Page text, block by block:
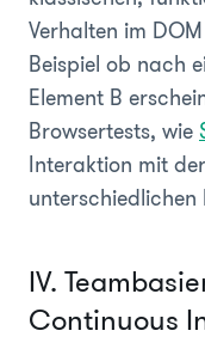
Verhalten im
Beispiel ob nach
Element B
Browsertests, wie
Interaktion mit
unterschiedlichen
IV.
Continuous